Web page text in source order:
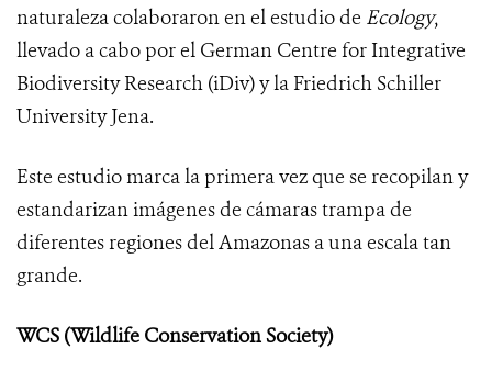
naturaleza colaboraron en el estudio de Ecology,
llevado a cabo por el German Centre for Integrative
Biodiversity Research (iDiv) y la Friedrich Schiller
University Jena.
Este estudio marca la primera vez que se recopilan y
estandarizan imágenes de cámaras trampa de
diferentes regiones del Amazonas a una escala tan
grande.
WCS (Wildlife Conservation Society)